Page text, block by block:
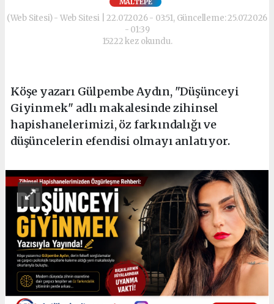
(Web Sitesi) - Web Sitesi | 22.07.2026 - 03:51, Güncelleme: 25.07.2026
- 01:39
15222 kez okundu.
Köşe yazarı Gülpembe Aydın, "Düşünceyi
Giyinmek" adlı makalesinde zihinsel
hapishanelerimizi, öz farkındalığı ve
düşüncelerin efendisi olmayı anlatıyor.